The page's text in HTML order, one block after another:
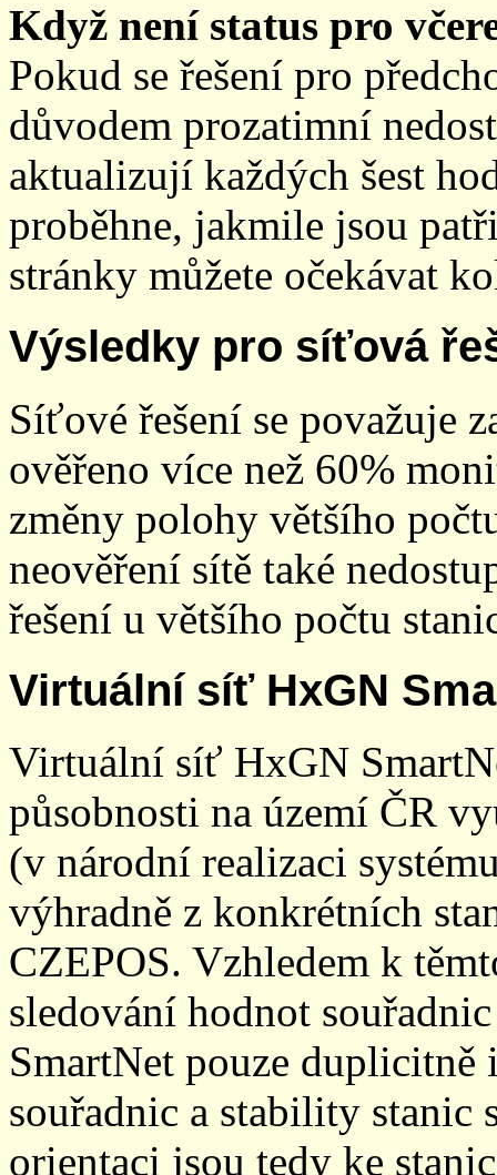
Když není status pro
Pokud se řešení pro
důvodem prozatimní
aktualizují každých šest
proběhne, jakmile jsou
stránky můžete očekávat
Výsledky pro síťová
Síťové řešení se považuje
ověřeno více než 60%
změny polohy většího
neověření sítě také
řešení u většího počtu
Virtuální síť HxGN
Virtuální síť HxGN
působnosti na území ČR
(v národní realizaci
výhradně z konkrétních
CZEPOS. Vzhledem k
sledování hodnot
SmartNet pouze
souřadnic a stability stanic
orientaci jsou tedy ke